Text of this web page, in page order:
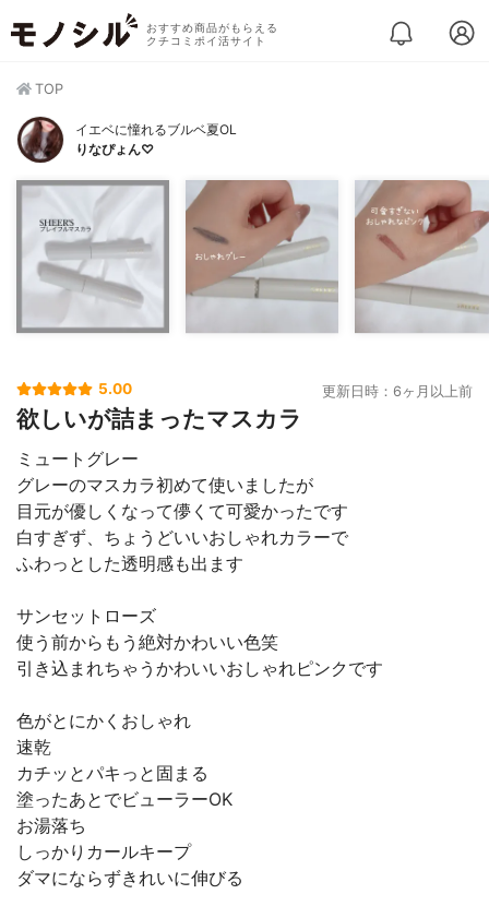
おすすめ商品がもらえる
クチコミポイ活サイト
TOP
イエベに憧れるブルベ夏OL
りなぴょん♡
5.00 更新日時：6ヶ月以上前
欲しいが詰まったマスカラ
ミュートグレー
グレーのマスカラ初めて使いましたが
目元が優しくなって儚くて可愛かったです
白すぎず、ちょうどいいおしゃれカラーで
ふわっとした透明感も出ます
サンセットローズ
使う前からもう絶対かわいい色笑
引き込まれちゃうかわいいおしゃれピンクです
色がとにかくおしゃれ
速乾
カチッとパキっと固まる
塗ったあとでビューラーOK
お湯落ち
しっかりカールキープ
ダマにならずきれいに伸びる